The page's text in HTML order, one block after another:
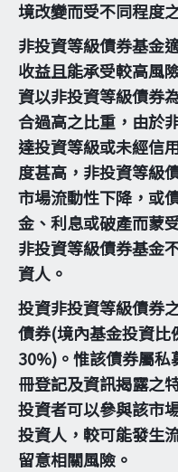
境改變而受不同程度
非投資等級債券基金
收益且能承受較高風
資以非投資等級債券
合過高之比重，由於
達投資等級或未經信
度甚高，非投資等級
市場流動性下降，或
金、利息或破產而蒙
非投資等級債券基金
資人。
投資非投資等級債券
債券(境內基金投資比
30%)。惟該債券屬
冊登記及資訊揭露之
投資者可以參與該市
投資人，較可能發生
留意相關風險。